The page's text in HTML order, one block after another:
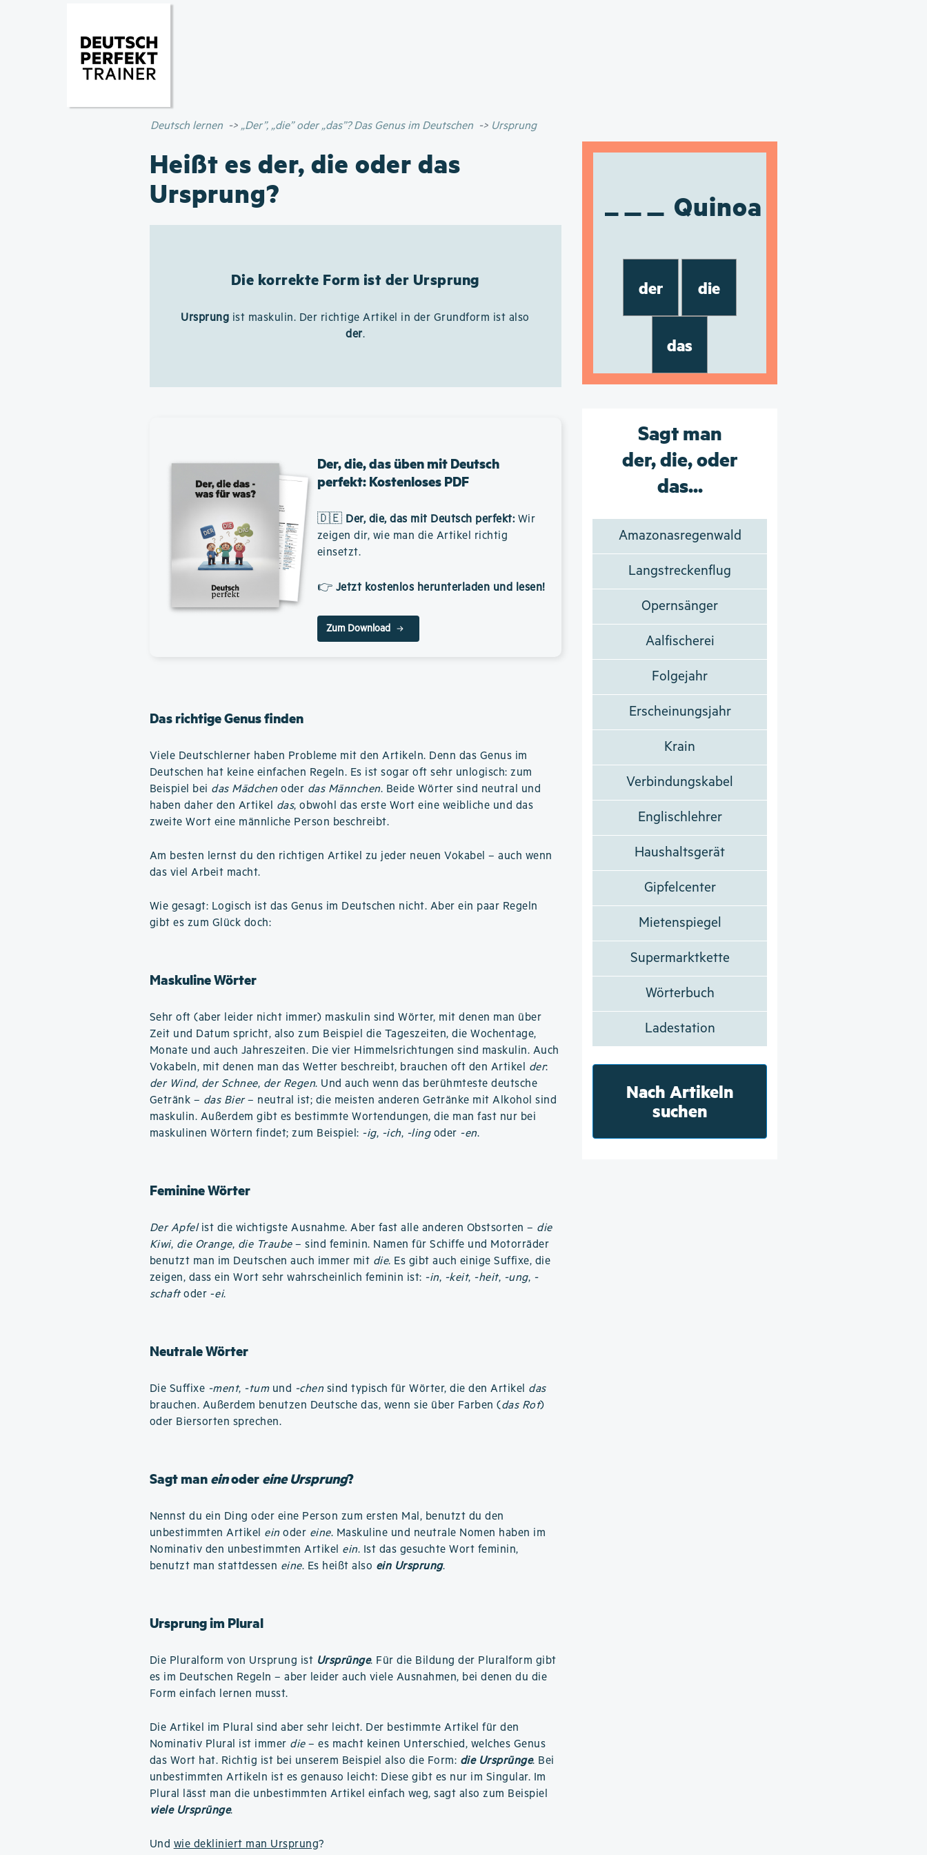
Deutsch lernen „Der”, „die” oder „das”? Das Genus im Deutschen Ursprung
Heißt es der, die oder das
Ursprung?
Die korrekte Form ist der Ursprung
Ursprung ist maskulin. Der richtige Artikel in der Grundform ist also
der.
Der, die, das üben mit Deutsch
perfekt: Kostenloses PDF
🇩🇪 Der, die, das mit Deutsch perfekt: Wir
zeigen dir, wie man die Artikel richtig
einsetzt.
👉 Jetzt kostenlos herunterladen und lesen!
Zum Download
Das richtige Genus finden
Viele Deutschlerner haben Probleme mit den Artikeln. Denn das Genus im
Deutschen hat keine einfachen Regeln. Es ist sogar oft sehr unlogisch: zum
Beispiel bei das Mädchen oder das Männchen. Beide Wörter sind neutral und
haben daher den Artikel das, obwohl das erste Wort eine weibliche und das
zweite Wort eine männliche Person beschreibt.
Am besten lernst du den richtigen Artikel zu jeder neuen Vokabel – auch wenn
das viel Arbeit macht.
Wie gesagt: Logisch ist das Genus im Deutschen nicht. Aber ein paar Regeln
gibt es zum Glück doch:
Maskuline Wörter
Sehr oft (aber leider nicht immer) maskulin sind Wörter, mit denen man über
Zeit und Datum spricht, also zum Beispiel die Tageszeiten, die Wochentage,
Monate und auch Jahreszeiten. Die vier Himmelsrichtungen sind maskulin. Auch
Vokabeln, mit denen man das Wetter beschreibt, brauchen oft den Artikel der:
der Wind, der Schnee, der Regen. Und auch wenn das berühmteste deutsche
Getränk – das Bier– neutral ist; die meisten anderen Getränke mit Alkohol sind
maskulin. Außerdem gibt es bestimmte Wortendungen, die man fast nur bei
maskulinen Wörtern findet; zum Beispiel: -ig, -ich, -lingoder -en.
Feminine Wörter
Der Apfelist die wichtigste Ausnahme. Aber fast alle anderen Obstsorten – die
Kiwi, die Orange, die Traube– sind feminin. Namen für Schiffe und Motorräder
benutzt man im Deutschen auch immer mit die. Es gibt auch einige Suffixe, die
zeigen, dass ein Wort sehr wahrscheinlich feminin ist: -in, -keit, -heit, -ung, -
schaftoder -ei.
Neutrale Wörter
Die Suffixe -ment, -tumund -chen sind typisch für Wörter, die den Artikel das
brauchen. Außerdem benutzen Deutsche das, wenn sie über Farben (das Rot)
oder Biersorten sprechen.
Sagt maneinodereine Ursprung?
Nennst du ein Ding oder eine Person zum ersten Mal, benutzt du den
unbestimmten Artikel ein oder eine. Maskuline und neutrale Nomen haben im
Nominativ den unbestimmten Artikel ein. Ist das gesuchte Wort feminin,
benutzt man stattdessen eine. Es heißt also ein Ursprung.
Ursprung im Plural
Die Pluralform von Ursprung ist Ursprünge. Für die Bildung der Pluralform gibt
es im Deutschen Regeln – aber leider auch viele Ausnahmen, bei denen du die
Form einfach lernen musst.
Die Artikel im Plural sind aber sehr leicht. Der bestimmte Artikel für den
Nominativ Plural ist immer die– es macht keinen Unterschied, welches Genus
das Wort hat. Richtig ist bei unserem Beispiel also die Form: die Ursprünge. Bei
unbestimmten Artikeln ist es genauso leicht: Diese gibt es nur im Singular. Im
Plural lässt man die unbestimmten Artikel einfach weg, sagt also zum Beispiel
viele Ursprünge.
Und wie dekliniert man Ursprung?
Quinoa
der die
das
Sagt man
der, die, oder
das...
Amazonasregenwald
Langstreckenflug
Opernsänger
Aalfischerei
Folgejahr
Erscheinungsjahr
Krain
Verbindungskabel
Englischlehrer
Haushaltsgerät
Gipfelcenter
Mietenspiegel
Supermarktkette
Wörterbuch
Ladestation
Nach Artikeln
suchen